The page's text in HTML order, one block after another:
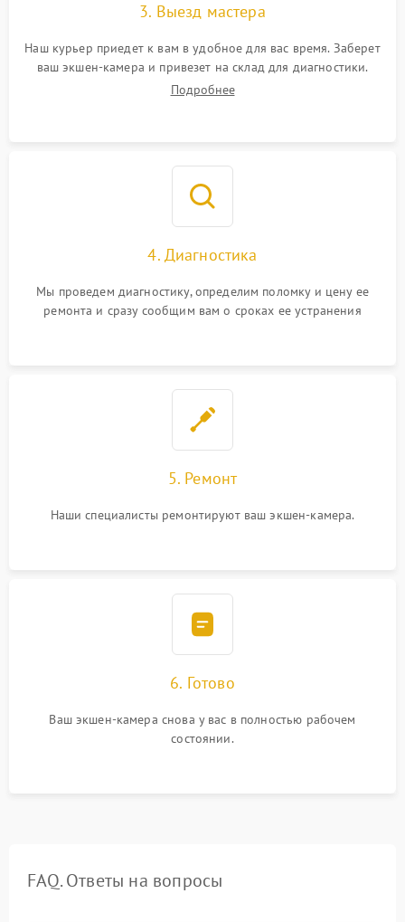
3. Выезд мастера
Наш курьер приедет к вам в удобное для вас время. Заберет
ваш экшен-камера и привезет на склад для диагностики.
Подробнее
4. Диагностика
Мы проведем диагностику, определим поломку и цену ее
ремонта и сразу сообщим вам о сроках ее устранения
5. Ремонт
Наши специалисты ремонтируют ваш экшен-камера.
6. Готово
Ваш экшен-камера снова у вас в полностью рабочем
состоянии.
FAQ. Ответы на вопросы